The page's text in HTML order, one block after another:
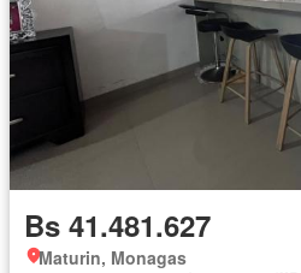
Bs 41.481.627
Maturin, Monagas